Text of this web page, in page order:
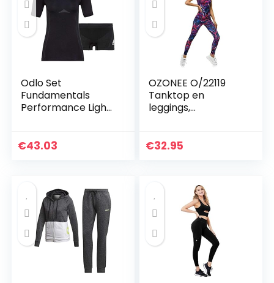
Odlo Set
Fundamentals
Performance Light
€43.03
OZONEE O/22119
Tanktop en
leggings,
sportlegging,
€32.95